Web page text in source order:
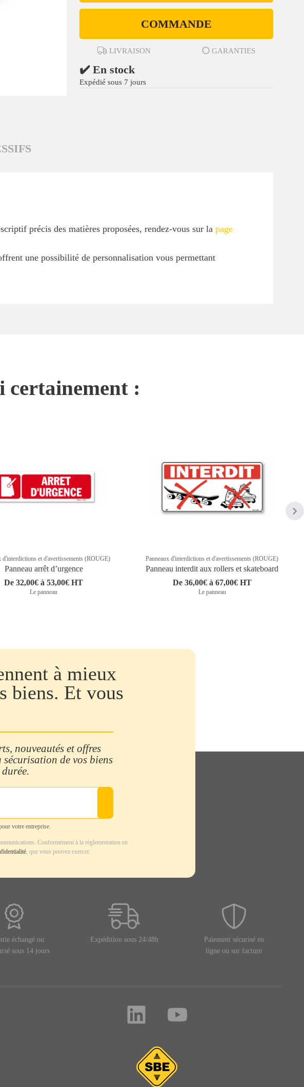
COMMANDE
LIVRAISON GARANTIES
✔️ En stock
Expédié sous 7 jours
précis des matières proposées, rendez-vous sur la page
une possibilité de personnalisation vous permettant
certainement :
d'interdictions et d'avertissements (ROUGE)
Panneau arrêt d’urgence
De 32,00€ à 53,00€ HT
Le panneau
Panneaux d'interdictions et d'avertissements (ROUGE)
Panneau interdit aux rollers et skateboard
De 36,00€ à 67,00€ HT
Le panneau
à mieux
biens. Et vous
nouveautés et offres
de vos biens
votre entreprise.
Conformément à la règlementation en
, que vous pouvez exercer.
échangé ou
sous 14 jours
Expédition sous 24/48h
Paiement sécurisé en
ligne ou sur facture